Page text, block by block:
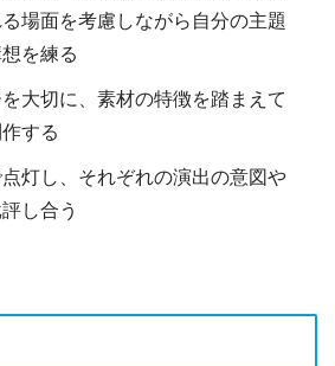
場面を考慮しながら自分の主題
を練る
大切に、素材の特徴を踏まえて
する
灯し、それぞれの演出の意図や
し合う